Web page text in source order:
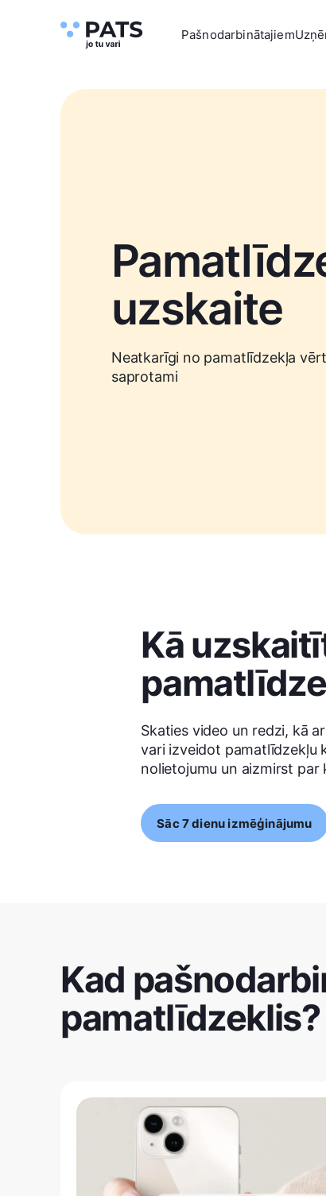
Pašnodarbinātajiem
uzskaite
Neatkarīgi no pamatlīdzekļa
saprotami
Kā
Skaties video un redzi, kā
vari izveidot pamatlīdzekļu
nolietojumu un aizmirst par
Sāc 7 dienu izmēģinājumu
Kad
pamatlīdzeklis?